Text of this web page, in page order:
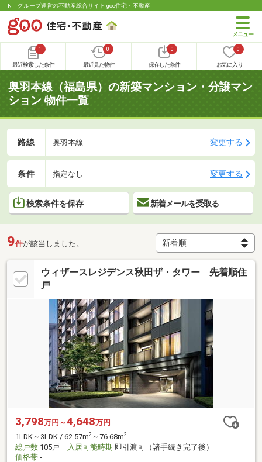
NTTグループ運営の不動産総合サイト goo住宅・不動産
1
最近検索した条件
0
最近見た物件
0
保存した条件
0
お気に入り
奥羽本線（福島県）の新築マンション・分譲マン
ション 物件一覧
路線 奥羽本線 変更する
条件 指定なし 変更する
検索条件を保存 新着メールを受取る
9件が該当しました。
ウィザースレジデンス秋田ザ・タワー 先着順住
戸
3,798万円～4,648万円
1LDK～3LDK / 62.57m2 ～76.68m2
総戸数 105戸 入居可能時期 即引渡可（諸手続き完了後）
価格帯 -